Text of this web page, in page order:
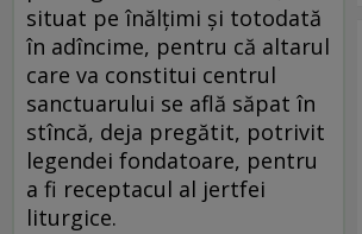
situat pe înălțimi și totodată
în adîncime, pentru că altarul
care va constitui centrul
sanctuarului se află săpat în
stîncă, deja pregătit, potrivit
legendei fondatoare, pentru
a fi receptacul al jertfei
liturgice.